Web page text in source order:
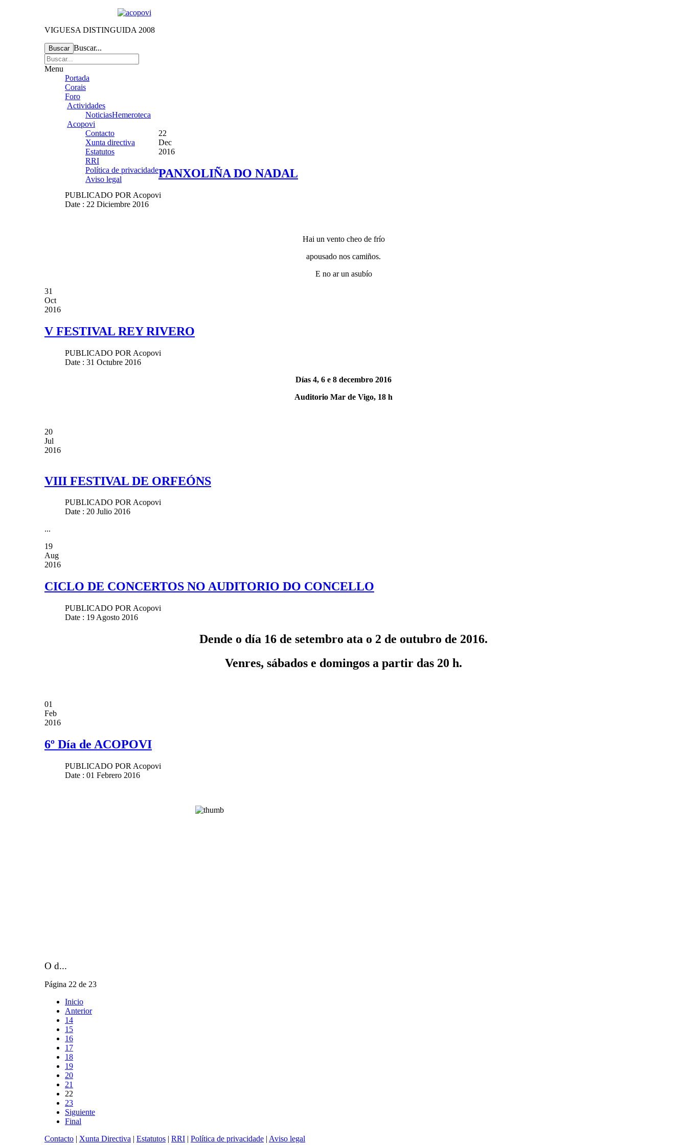
VIGUESA DISTINGUIDA 2008
Buscar Buscar...
Menu
Portada
Corais
Foro
Actividades
NoticiasHemeroteca
Acopovi
Contacto
Xunta directiva
Estatutos
RRI
Política de privacidade
Aviso legal
22
Dec
2016
PANXOLIÑA DO NADAL
PUBLICADO POR Acopovi
Date : 22 Diciembre 2016
Hai un vento cheo de frío
apousado nos camiños.
E no ar un asubío
31
Oct
2016
V FESTIVAL REY RIVERO
PUBLICADO POR Acopovi
Date : 31 Octubre 2016
Días 4, 6 e 8 decembro 2016
Auditorio Mar de Vigo, 18 h
20
Jul
2016
VIII FESTIVAL DE ORFEÓNS
PUBLICADO PORAcopovi
Date : 20 Julio 2016
...
19
Aug
2016
CICLO DE CONCERTOS NO AUDITORIO DO CONCELLO
PUBLICADO POR Acopovi
Date : 19 Agosto 2016
Dende o día 16 de setembro ata o 2 de outubro de 2016.
Venres, sábados e domingos a partir das 20 h.
01
Feb
2016
6º Día de ACOPOVI
PUBLICADO POR Acopovi
Date : 01 Febrero 2016
O d...
Página 22 de 23
Inicio
Anterior
14
15
16
17
18
19
20
21
22
23
Siguiente
Final
Contacto | Xunta Directiva | Estatutos | RRI | Política de privacidade | Aviso legal